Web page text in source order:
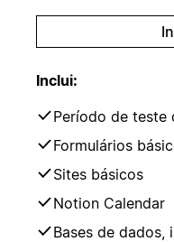
Inclui:
Período de teste
Formulários
Sites básicos
Notion Calendar
Bases de dados,